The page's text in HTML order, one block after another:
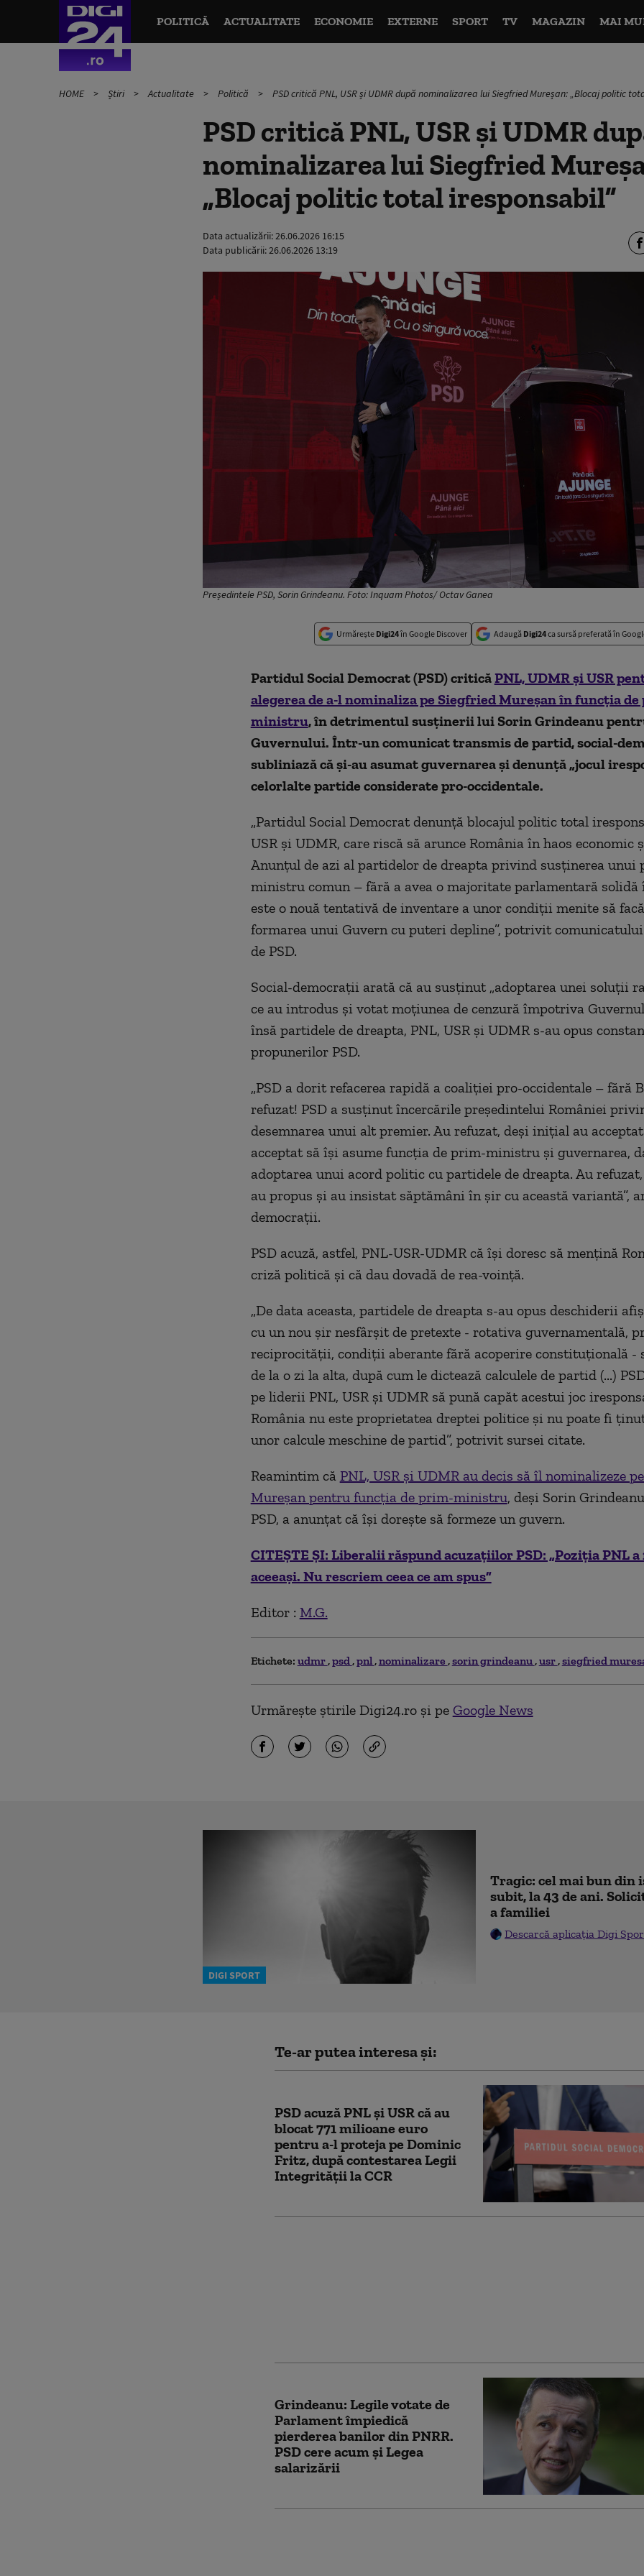
POLITICĂ ACTUALITATE ECONOMIE EXTERNE SPORT TV MAGAZIN MAI
HOME Știri Actualitate Politică PSD critică PNL, USR și UDMR după nominalizarea lui Siegfried Mureșan: „Blocaj politic
PSD critică PNL, USR și UDMR
nominalizarea lui Siegfried
„Blocaj politic total iresponsabil”
Data actualizării:26.06.2026 16:15
Data publicării:26.06.2026 13:19
Președintele PSD, Sorin Grindeanu. Foto: Inquam Photos/ Octav Ganea
Urmărește Digi24în Google Discover Adaugă Digi24ca sursă preferată în
Partidul Social Democrat (PSD) criticăPNL, UDMR și USR
alegerea de a-l nominaliza pe Siegfried Mureșan în funcția
ministru, în detrimentul susținerii lui Sorin Grindeanu
Guvernului. Într-un comunicat transmis de partid, social-
subliniază că și-au asumat guvernarea și denunță „jocul
celorlalte partide considerate pro-occidentale.
„Partidul Social Democrat denunță blocajul politic total
USR și UDMR, care riscă să arunce România în haos economic
Anunțul de azi al partidelor de dreapta privind susținerea unui
ministru comun – fără a avea o majoritate parlamentară solidă
este o nouă tentativă de inventare a unor condiții menite să
formarea unui Guvern cu puteri depline”, potrivit
de PSD.
Social-democrații arată că au susținut „adoptarea unei soluții
ce au introdus și votat moțiunea de cenzură împotriva
însă partidele de dreapta, PNL, USR și UDMR s-au opus
propunerilor PSD.
„PSD a dorit refacerea rapidă a coaliției pro-occidentale – fără
refuzat! PSD a susținut încercările președintelui României
desemnarea unui alt premier. Au refuzat, deși inițial au
acceptat să își asume funcția de prim-ministru și guvernarea,
adoptarea unui acord politic cu partidele de dreapta. Au
au propus și au insistat săptămâni în șir cu această variantă”,
democrații.
PSD acuză, astfel, PNL-USR-UDMR că își doresc să mențină
criză politică și că dau dovadă de rea-voință.
„De data aceasta, partidele de dreapta s-au opus deschiderii
cu un nou șir nesfârșit de pretexte - rotativa guvernamentală,
reciprocității, condiții aberante fără acoperire constituțională -
de la o zi la alta, după cum le dictează calculele de partid (...)
pe liderii PNL, USR și UDMR să pună capăt acestui joc
România nu este proprietatea dreptei politice și nu poate fi
unor calcule meschine de partid”, potrivit sursei citate.
Reamintim că PNL, USR și UDMR au decis să îl nominalizeze
Mureșan pentru funcția de prim-ministru, deși Sorin
PSD, a anunțat că își dorește să formeze un guvern.
CITEȘTE ȘI: Liberalii răspund acuzațiilor PSD: „Poziția PNL a
aceeași. Nu rescriem ceea ce am spus”
Editor : M.G.
Etichete: udmr psd pnl nominalizare sorin grindeanu usr siegfried
Urmărește știrile Digi24.ro și pe Google News
DIGI SPORT
Tragic: cel mai bun din
subit, la 43 de ani.
a familiei
Descarcă aplicația Digi
Te-ar putea interesa și:
PSD acuză PNL şi USR că au
blocat 771 milioane euro
pentru a-l proteja pe Dominic
Fritz, după contestarea Legii
Integrității la CCR
Grindeanu: Legile votate de
Parlament împiedică
pierderea banilor din PNRR.
PSD cere acum și Legea
salarizării